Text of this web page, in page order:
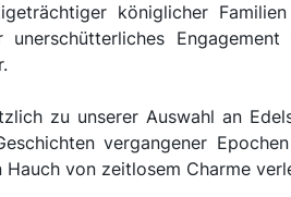
königlicher
unerschütterliches
zu unserer Auswahl an
vergangener
Hauch von zeitlosem Charme